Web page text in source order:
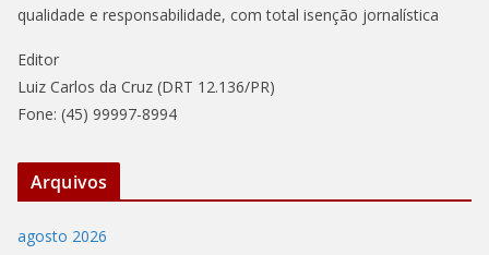
qualidade e responsabilidade, com total isenção jornalística
Editor
Luiz Carlos da Cruz (DRT 12.136/PR)
Fone: (45) 99997-8994
Arquivos
agosto 2026